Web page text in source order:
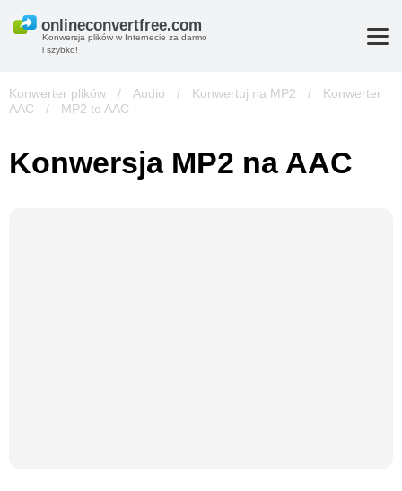
Konwersja plików w Internecie za darmo
i szybko!
Konwerter plików / Audio / Konwertuj na MP2 /
Konwerter
AAC
/ MP2 to AAC
Konwersja MP2 na AAC